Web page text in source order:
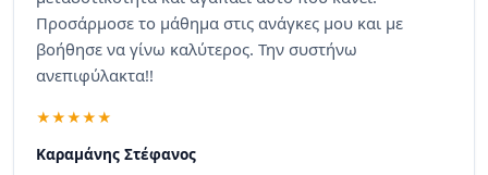
Προσάρμοσε το μάθημα στις ανάγκες μου και με
βοήθησε να γίνω καλύτερος. Την συστήνω
ανεπιφύλακτα!!
Καραμάνης Στέφανος